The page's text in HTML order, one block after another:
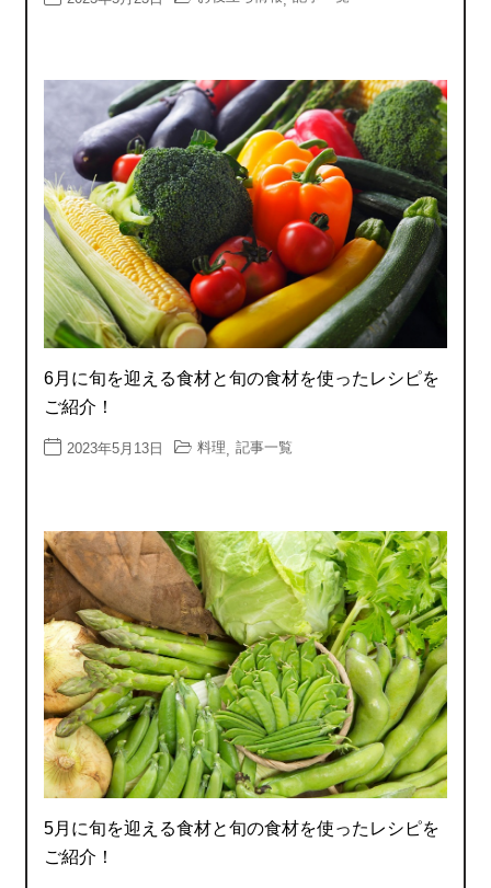
6月に旬を迎える食材と旬の食材を使ったレシピを
ご紹介！
2023年5月13日 料理, 記事一覧
5月に旬を迎える食材と旬の食材を使ったレシピを
ご紹介！